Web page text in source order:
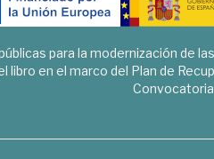
para la modernización de
libro en el marco del Plan de